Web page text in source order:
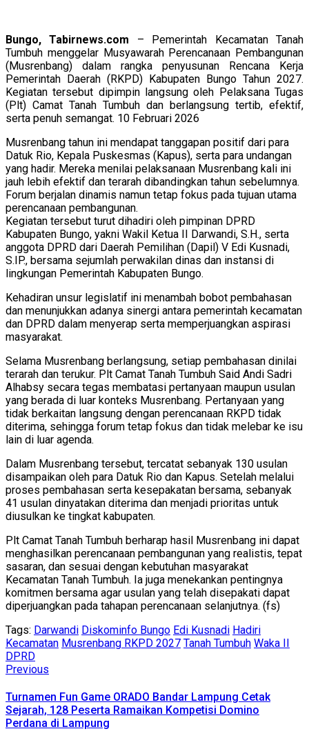
Bungo, Tabirnews.com – Pemerintah Kecamatan Tanah
Tumbuh menggelar Musyawarah Perencanaan Pembangunan
(Musrenbang) dalam rangka penyusunan Rencana Kerja
Pemerintah Daerah (RKPD) Kabupaten Bungo Tahun 2027.
Kegiatan tersebut dipimpin langsung oleh Pelaksana Tugas
(Plt) Camat Tanah Tumbuh dan berlangsung tertib, efektif,
serta penuh semangat. 10 Februari 2026
Musrenbang tahun ini mendapat tanggapan positif dari para
Datuk Rio, Kepala Puskesmas (Kapus), serta para undangan
yang hadir. Mereka menilai pelaksanaan Musrenbang kali ini
jauh lebih efektif dan terarah dibandingkan tahun sebelumnya.
Forum berjalan dinamis namun tetap fokus pada tujuan utama
perencanaan pembangunan.
Kegiatan tersebut turut dihadiri oleh pimpinan DPRD
Kabupaten Bungo, yakni Wakil Ketua II Darwandi, S.H., serta
anggota DPRD dari Daerah Pemilihan (Dapil) V Edi Kusnadi,
S.IP., bersama sejumlah perwakilan dinas dan instansi di
lingkungan Pemerintah Kabupaten Bungo.
Kehadiran unsur legislatif ini menambah bobot pembahasan
dan menunjukkan adanya sinergi antara pemerintah kecamatan
dan DPRD dalam menyerap serta memperjuangkan aspirasi
masyarakat.
Selama Musrenbang berlangsung, setiap pembahasan dinilai
terarah dan terukur. Plt Camat Tanah Tumbuh Said Andi Sadri
Alhabsy secara tegas membatasi pertanyaan maupun usulan
yang berada di luar konteks Musrenbang. Pertanyaan yang
tidak berkaitan langsung dengan perencanaan RKPD tidak
diterima, sehingga forum tetap fokus dan tidak melebar ke isu
lain di luar agenda.
Dalam Musrenbang tersebut, tercatat sebanyak 130 usulan
disampaikan oleh para Datuk Rio dan Kapus. Setelah melalui
proses pembahasan serta kesepakatan bersama, sebanyak
41 usulan dinyatakan diterima dan menjadi prioritas untuk
diusulkan ke tingkat kabupaten.
Plt Camat Tanah Tumbuh berharap hasil Musrenbang ini dapat
menghasilkan perencanaan pembangunan yang realistis, tepat
sasaran, dan sesuai dengan kebutuhan masyarakat
Kecamatan Tanah Tumbuh. Ia juga menekankan pentingnya
komitmen bersama agar usulan yang telah disepakati dapat
diperjuangkan pada tahapan perencanaan selanjutnya. (fs)
Tags: Darwandi Diskominfo Bungo Edi Kusnadi Hadiri
Kecamatan Musrenbang RKPD 2027 Tanah Tumbuh Waka II
DPRD
Continue
Reading
Previous
Turnamen Fun Game ORADO Bandar Lampung Cetak
Sejarah, 128 Peserta Ramaikan Kompetisi Domino
Perdana di Lampung